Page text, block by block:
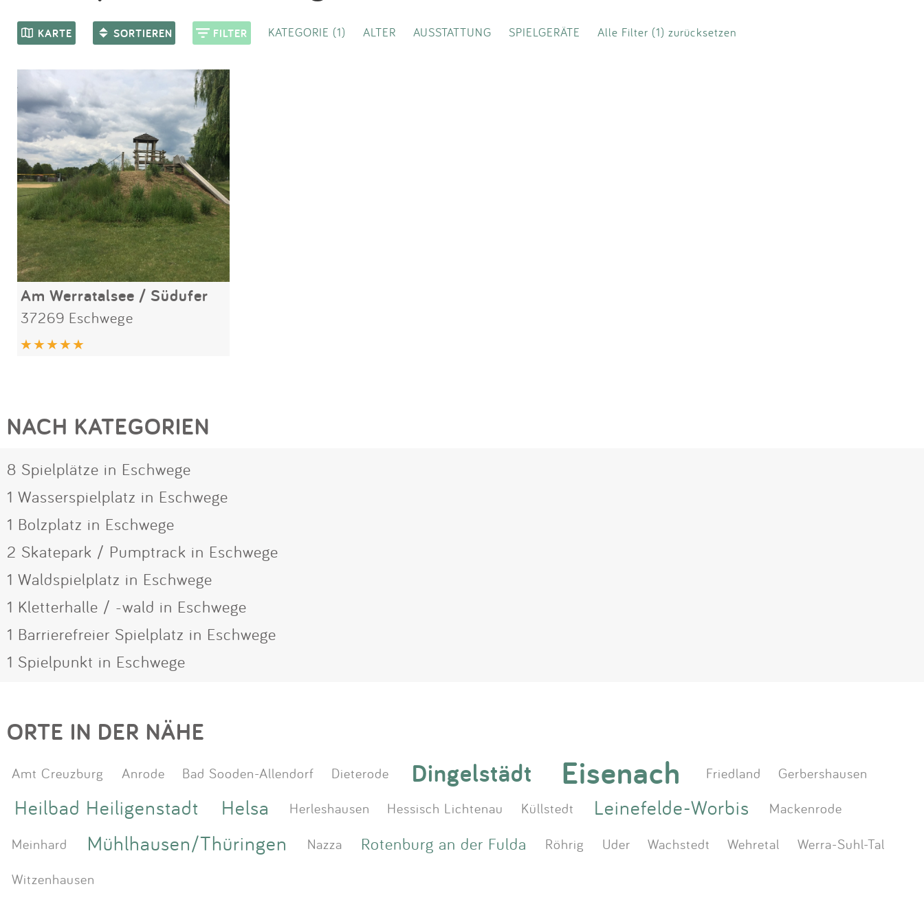
KARTE SORTIEREN FILTER KATEGORIE (1) ALTER AUSSTATTUNG SPIELGERÄTE Alle Filter (1) zurücksetzen
Am Werratalsee / Südufer
37269 Eschwege
NACH KATEGORIEN
8 Spielplätze in Eschwege
1 Wasserspielplatz in Eschwege
1 Bolzplatz in Eschwege
2 Skatepark / Pumptrack in Eschwege
1 Waldspielplatz in Eschwege
1 Kletterhalle / -wald in Eschwege
1 Barrierefreier Spielplatz in Eschwege
1 Spielpunkt in Eschwege
ORTE IN DER NÄHE
Amt Creuzburg Anrode Bad Sooden-Allendorf Dieterode Dingelstädt Eisenach Friedland Gerbershausen
Heilbad Heiligenstadt Helsa Herleshausen Hessisch Lichtenau Küllstedt Leinefelde-Worbis
Mackenrode
Meinhard
Mühlhausen/Thüringen Nazza Rotenburg an der Fulda Röhrig Uder Wachstedt Wehretal
Werra-Suhl-Tal
Witzenhausen